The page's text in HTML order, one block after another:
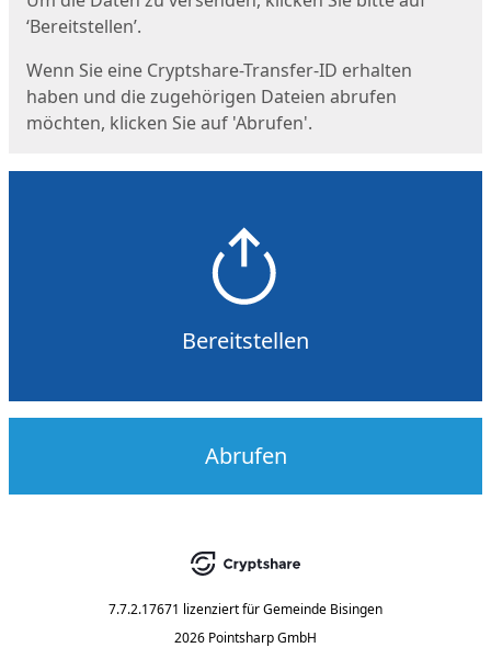
‘Bereitstellen’.
Wenn Sie eine Cryptshare-Transfer-ID erhalten
haben und die zugehörigen Dateien abrufen
möchten, klicken Sie auf 'Abrufen'.
Bereitstellen
Abrufen
7.7.2.17671 lizenziert fürGemeinde Bisingen
2026 Pointsharp GmbH